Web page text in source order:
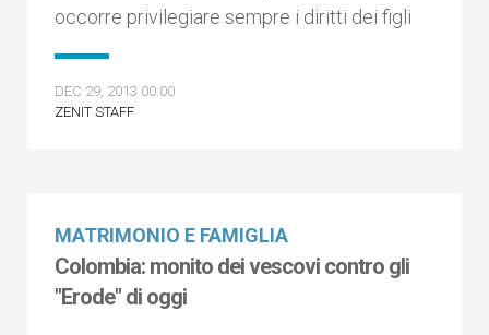
occorre privilegiare sempre i diritti dei figli
DEC 29, 2013 00:00
ZENIT STAFF
MATRIMONIO E FAMIGLIA
Colombia: monito dei vescovi contro gli
"Erode" di oggi